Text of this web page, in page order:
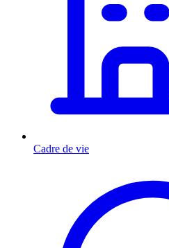
Cadre de vie